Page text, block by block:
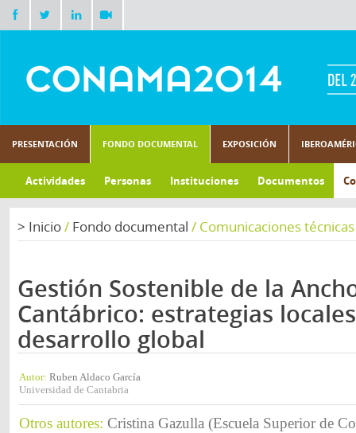
PRESENTACIÓN FONDO DOCUMENTAL EXPOSICIÓN
Actividades Personas Instituciones Documentos
> Inicio/ Fondo documental / Comunicaciones técnicas
Gestión Sostenible de la
Cantábrico: estrategias
desarrollo global
Autor: Ruben Aldaco García
Universidad de Cantabria
Otros autores: Cristina Gazulla (Escuela Superior de